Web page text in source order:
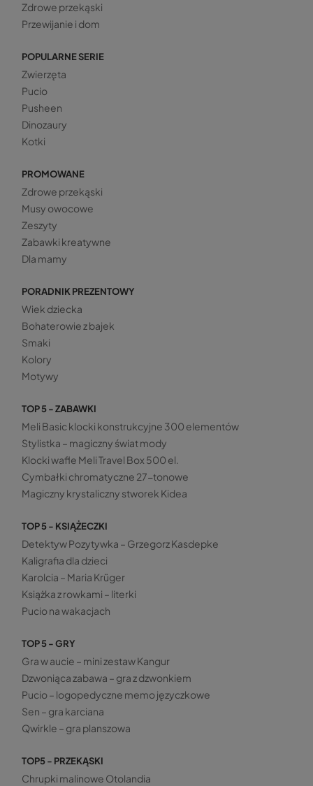
Zdrowe przekąski
Przewijanie i dom
POPULARNE SERIE
Zwierzęta
Pucio
Pusheen
Dinozaury
Kotki
PROMOWANE
Zdrowe przekąski
Musy owocowe
Zeszyty
Zabawki kreatywne
Dla mamy
PORADNIK PREZENTOWY
Wiek dziecka
Bohaterowie z bajek
Smaki
Kolory
Motywy
TOP 5 - ZABAWKI
Meli Basic klocki konstrukcyjne 300 elementów
Stylistka – magiczny świat mody
Klocki wafle Meli Travel Box 500 el.
Cymbałki chromatyczne 27-tonowe
Magiczny krystaliczny stworek Kidea
TOP 5 - KSIĄŻECZKI
Detektyw Pozytywka – Grzegorz Kasdepke
Kaligrafia dla dzieci
Karolcia – Maria Krüger
Książka z rowkami – literki
Pucio na wakacjach
TOP 5 - GRY
Gra w aucie – mini zestaw Kangur
Dzwoniąca zabawa – gra z dzwonkiem
Pucio – logopedyczne memo języczkowe
Sen – gra karciana
Qwirkle – gra planszowa
TOP5 - PRZEKĄSKI
Chrupki malinowe Otolandia